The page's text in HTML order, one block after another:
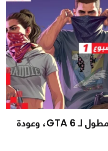
ملخص الأسبوع| استعراض مطول لـ GTA 6، وعودة